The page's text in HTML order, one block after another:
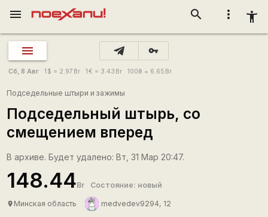
more_vert accessibility_new
search
menu
vpn_key
Сб, 8 Авг 1 $ = 2.97 Br 1€ = 3.43 Br 100₴ = 6.65 Br
Подседельные штыри и зажимы
Подседельный штырь, со
смещением вперед
В архиве. Будет удалено: Вт, 31 Мар 20:47.
148.44Br Состояние: новый
place Минская область medvedev9294, 12